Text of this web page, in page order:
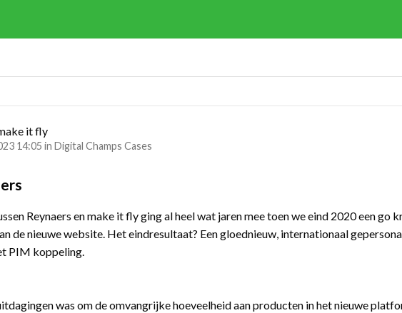
it fly
14:05 in Digital Champs Cases
Reynaers en make it fly ging al heel wat jaren mee toen we eind 2020 een go
de nieuwe website. Het eindresultaat? Een gloednieuw, internationaal
PIM koppeling.
was om de omvangrijke hoeveelheid aan producten in het nieuwe